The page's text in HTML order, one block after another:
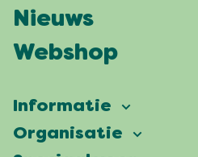
Nieuws
Webshop
Informatie
Vierdaagsefeesten
Organisatie